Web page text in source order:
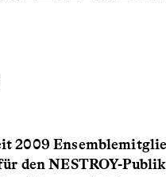
2009
den NESTROY-